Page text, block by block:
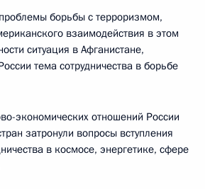
борьбы с терроризмом,
взаимодействия в этом
ситуация в Афганистане,
тема сотрудничества в борьбе
экономических отношений России
затронули вопросы вступления
в космосе, энергетике, сфере